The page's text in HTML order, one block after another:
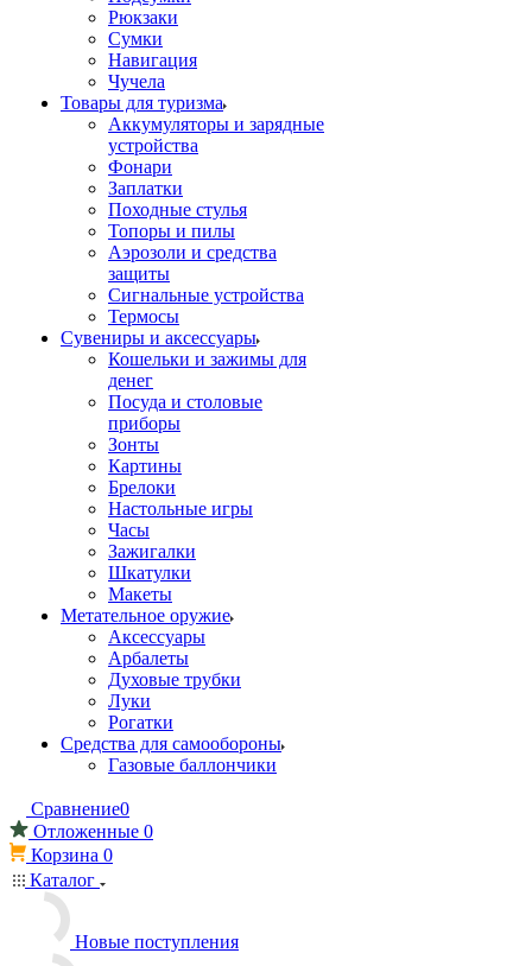
Рюкзаки
Сумки
Навигация
Чучела
Товары для туризма
Аккумуляторы и зарядные
устройства
Фонари
Заплатки
Походные стулья
Топоры и пилы
Аэрозоли и средства
защиты
Сигнальные устройства
Термосы
Сувениры и аксессуары
Кошельки и зажимы для
денег
Посуда и столовые
приборы
Зонты
Картины
Брелоки
Настольные игры
Часы
Зажигалки
Шкатулки
Макеты
Метательное оружие
Аксессуары
Арбалеты
Духовые трубки
Луки
Рогатки
Средства для самообороны
Газовые баллончики
Сравнение0
Отложенные 0
Корзина 0
Каталог
Новые поступления